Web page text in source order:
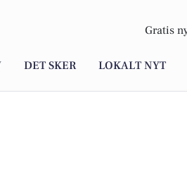
Gratis
DET SKER LOKALT NYT